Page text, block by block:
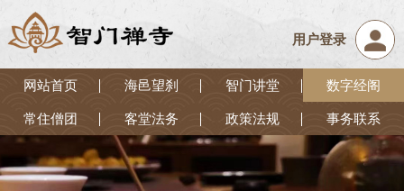
用户登录
网站首页 海邑望刹 智门讲堂 数字经阁
常住僧团 客堂法务 政策法规 事务联系